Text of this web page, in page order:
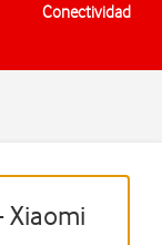
Conectividad
Xiaomi